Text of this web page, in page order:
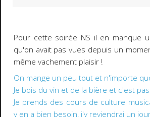
Pour cette soirée NS il en manque
qu'on avait pas vues depuis un
même vachement plaisir !
On mange un peu tout et n'importe
Je bois du vin et de la bière et c'est
Je prends des cours de culture
y en a bien besoin, j'y reviendrai un